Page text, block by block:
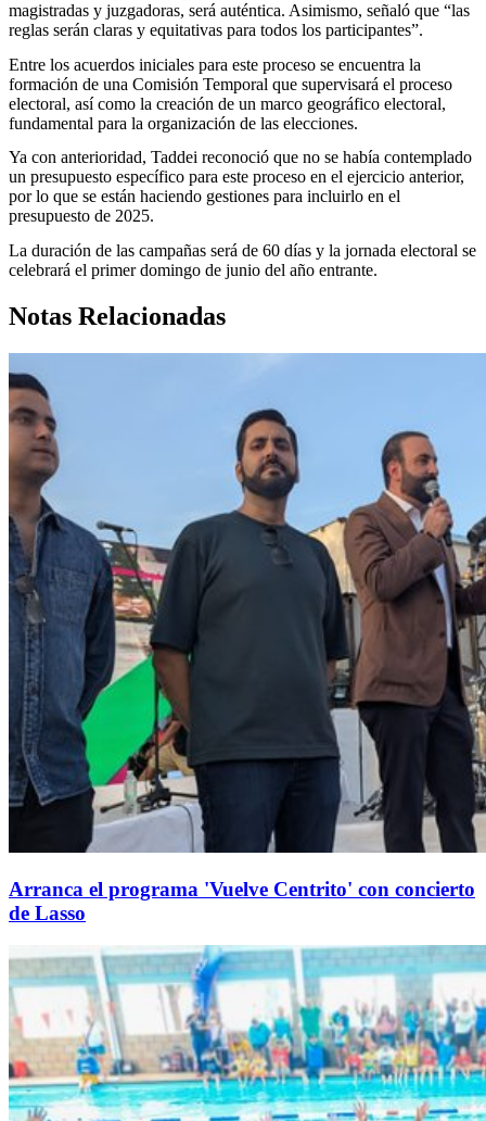
magistradas y juzgadoras, será auténtica. Asimismo, señaló que “las
reglas serán claras y equitativas para todos los participantes”.
Entre los acuerdos iniciales para este proceso se encuentra la
formación de una Comisión Temporal que supervisará el proceso
electoral, así como la creación de un marco geográfico electoral,
fundamental para la organización de las elecciones.
Ya con anterioridad, Taddei reconoció que no se había contemplado
un presupuesto específico para este proceso en el ejercicio anterior,
por lo que se están haciendo gestiones para incluirlo en el
presupuesto de 2025.
La duración de las campañas será de 60 días y la jornada electoral se
celebrará el primer domingo de junio del año entrante.
Notas Relacionadas
Arranca el programa 'Vuelve Centrito' con concierto
de Lasso